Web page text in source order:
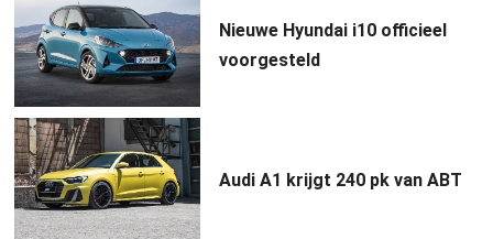
Nieuwe Hyundai i10 officieel
voorgesteld
Audi A1 krijgt 240 pk van ABT